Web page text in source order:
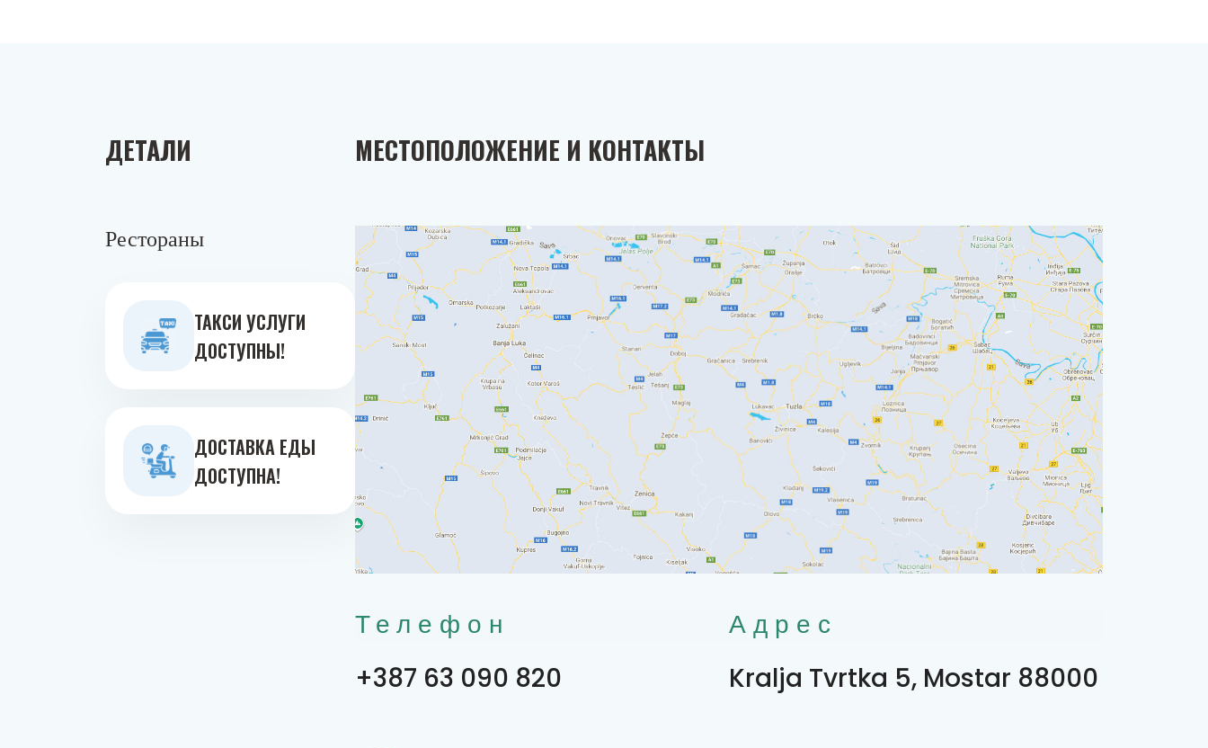
ДЕТАЛИ
Рестораны
ТАКСИ УСЛУГИ
ДОСТУПНЫ!
ДОСТАВКА ЕДЫ
ДОСТУПНА!
МЕСТОПОЛОЖЕНИЕ И КОНТАКТЫ
Телефон
+387 63 090 820
Адрес
Kralja Tvrtka 5, Mostar 88000